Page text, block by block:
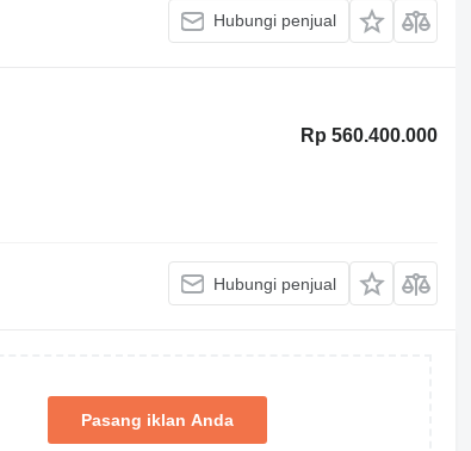
Hubungi penjual
Rp 560.400.000
Hubungi penjual
Pasang iklan Anda